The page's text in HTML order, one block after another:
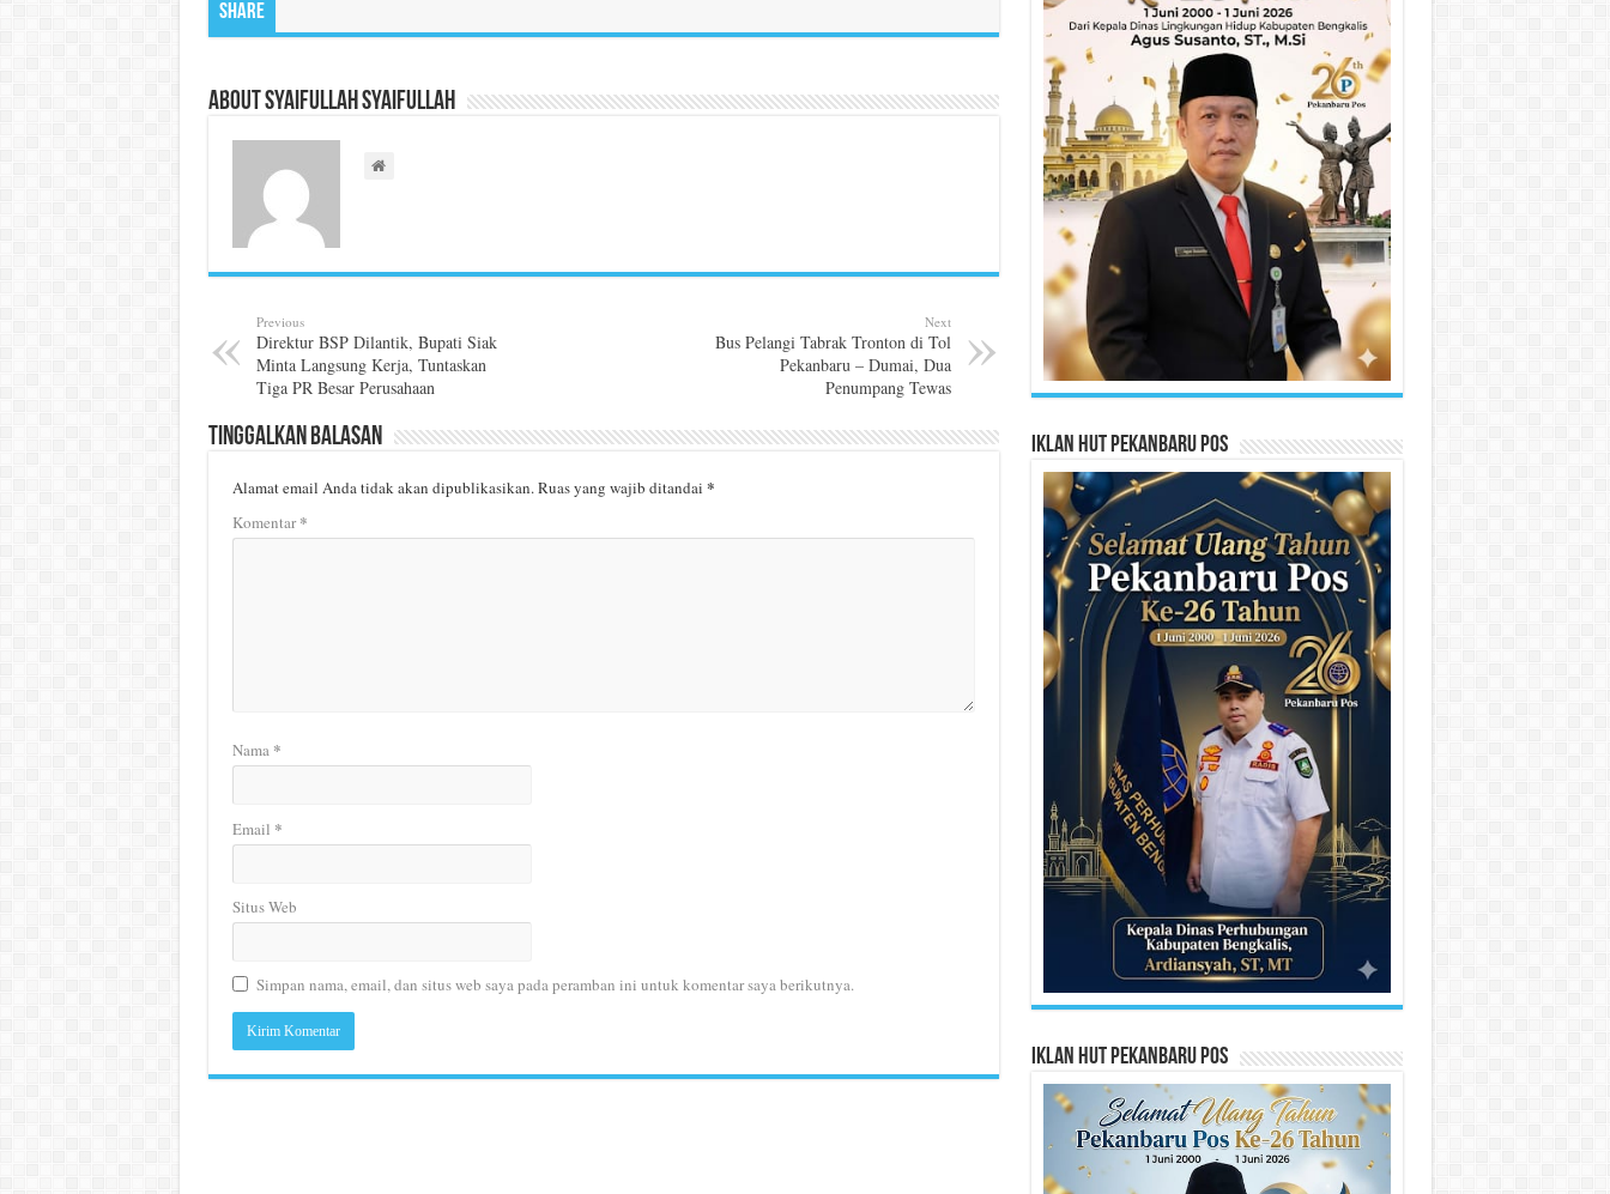
Share
About Syaifullah Syaifullah
Previous
Direktur BSP Dilantik, Bupati Siak
Minta Langsung Kerja, Tuntaskan
Tiga PR Besar Perusahaan
Next
Bus Pelangi Tabrak Tronton di Tol
Pekanbaru – Dumai, Dua
Penumpang Tewas
Tinggalkan Balasan
Alamat email Anda tidak akan dipublikasikan.Ruas yang wajib ditandai *
Komentar*
Nama *
Email *
Situs Web
Simpan nama, email, dan situs web saya pada peramban ini untuk komentar saya berikutnya.
Iklan HUT Pekanbaru Pos
Iklan HUT Pekanbaru Pos